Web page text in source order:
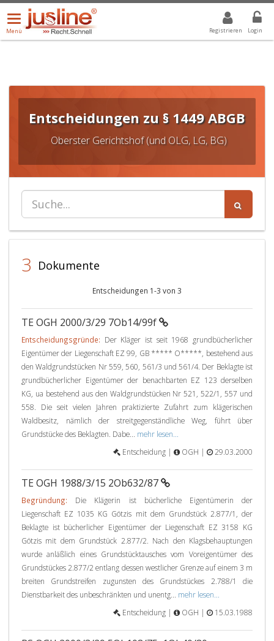
Registrieren Login
Menü
öffnen/schließen
Menü
ALLE DROPDOWN: GEWÄHLTER WERT IST ALLE
Entscheidungen zu § 1449 ABGB
Oberster Gerichtshof (und OLG, LG, BG)
3 Dokumente
Entscheidungen 1-3 von 3
TE OGH 2000/3/29 7Ob14/99f
Entscheidungsgründe: Der Kläger ist seit 1968 grundbücherlicher
Eigentümer der Liegenschaft EZ 99, GB ***** O*****, bestehend aus
den Waldgrundstücken Nr 559, 560, 561/3 und 561/4. Der Beklagte ist
grundbücherlicher Eigentümer der benachbarten EZ 123 derselben
KG, ua bestehend aus den Waldgrundstücken Nr 521, 522/1, 557 und
558. Die seit vielen Jahren praktizierte Zufahrt zum klägerischen
Waldbesitz, nämlich der streitgegenständliche Weg, führt über
Grundstücke des Beklagten. Dabe... mehr lesen...
Entscheidung |
OGH | 29.03.2000
TE OGH 1988/3/15 2Ob632/87
Begründung: Die Klägerin ist bücherliche Eigentümerin der
Liegenschaft EZ 1035 KG Götzis mit dem Grundstück 2.877/1, der
Beklagte ist bücherlicher Eigentümer der Liegenschaft EZ 3158 KG
Götzis mit dem Grundstück 2.877/2. Nach den Klagsbehauptungen
wurde anläßlich eines Grundstücktausches vom Voreigentümer des
Grundstückes 2.877/2 entlang dessen westlicher Grenze auf einem 3 m
breiten Grundstreifen zugunsten des Grundstückes 2.788/1 die
Dienstbarkeit des unbeschränkten und unentg... mehr lesen...
Entscheidung |
OGH | 15.03.1988